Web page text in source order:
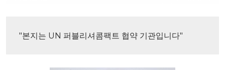
"본지는 UN 퍼블리셔콤팩트 협약 기관입니다"